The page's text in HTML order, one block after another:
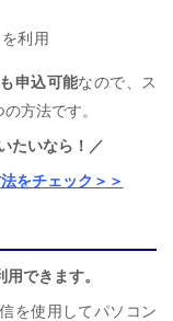
利用
申込可能なので、ス
方法です。
たいなら！／
をチェック＞＞
できます。
を使用してパソコン